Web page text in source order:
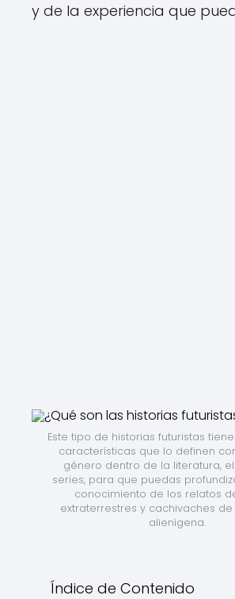
y de la experiencia que
Este tipo de historias futuristas
características que lo definen
género dentro de la literatura,
series, para que puedas
conocimiento de los relatos
extraterrestres y cachivaches
alienígena.
Índice de Contenido